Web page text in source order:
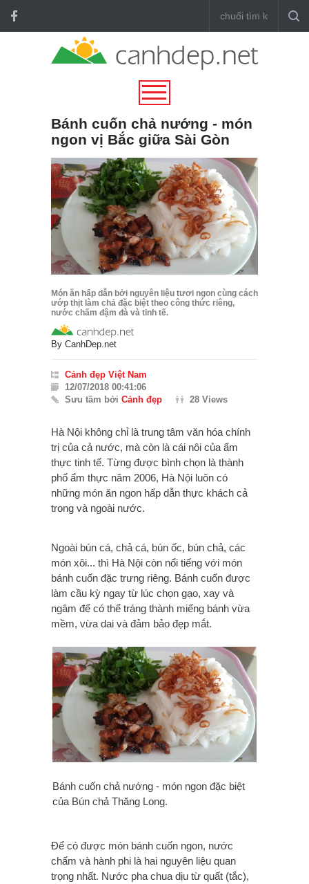
Bánh cuốn chả nướng - món
ngon vị Bắc giữa Sài Gòn
Món ăn hấp dẫn bởi nguyên liệu tươi ngon cùng cách
ướp thịt làm chả đặc biệt theo công thức riêng,
nước chấm đậm đà và tinh tế.
By CanhDep.net
Cảnh đẹp Việt Nam
12/07/2018 00:41:06
Sưu tầm bởi Cảnh đẹp 28 Views
Hà Nội không chỉ là trung tâm văn hóa chính
trị của cả nước, mà còn là cái nôi của ẩm
thực tinh tế. Từng được bình chọn là thành
phố ẩm thực năm 2006, Hà Nội luôn có
những món ăn ngon hấp dẫn thực khách cả
trong và ngoài nước.
Ngoài bún cá, chả cá, bún ốc, bún chả, các
món xôi... thì Hà Nội còn nổi tiếng với món
bánh cuốn đặc trưng riêng. Bánh cuốn được
làm cầu kỳ ngay từ lúc chọn gạo, xay và
ngâm để có thể tráng thành miếng bánh vừa
mềm, vừa dai và đảm bảo đẹp mắt.
Bánh cuốn chả nướng - món ngon đặc biệt
của Bún chả Thăng Long.
Để có được món bánh cuốn ngon, nước
chấm và hành phi là hai nguyên liệu quan
trọng nhất. Nước pha chua dịu từ quất (tắc),